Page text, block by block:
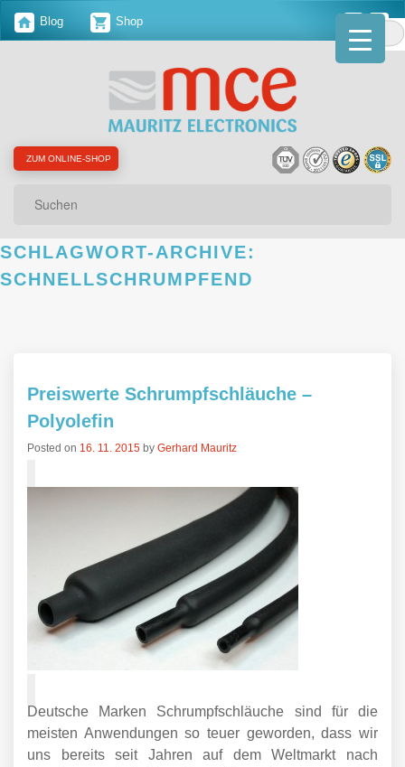
Blog Shop
ZUM ONLINE-SHOP
SCHLAGWORT-ARCHIVE:
SCHNELLSCHRUMPFEND
Preiswerte Schrumpfschläuche –
Polyolefin
Posted on 16. 11. 2015 by Gerhard Mauritz
Deutsche Marken Schrumpfschläuche sind für die
meisten Anwendungen so teuer geworden, dass wir
uns bereits seit Jahren auf dem Weltmarkt nach